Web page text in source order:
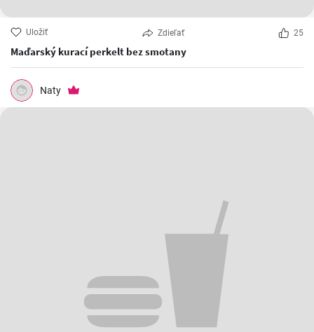
Uložiť Zdieľať 25
Maďarský kurací perkelt bez smotany
Naty